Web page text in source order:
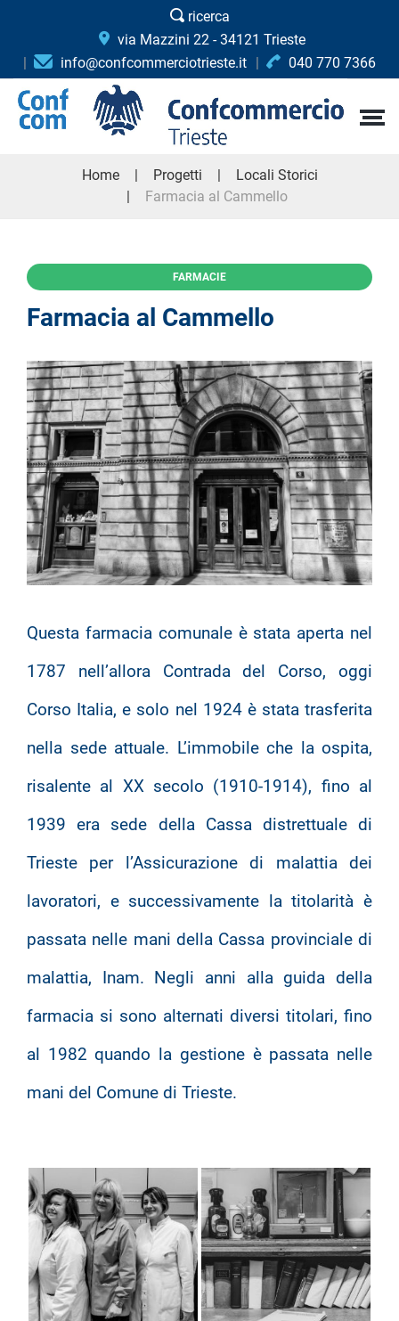
ricerca
via Mazzini 22 - 34121 Trieste
info@confcommerciotrieste.it
040 770 7366
Home Progetti
Locali Storici
Farmacia al Cammello
FARMACIE
Farmacia al Cammello
Questa farmacia comunale è stata aperta nel
1787 nell’allora Contrada del Corso, oggi
Corso Italia, e solo nel 1924 è stata trasferita
nella sede attuale. L’immobile che la ospita,
risalente al XX secolo (1910-1914), fino al
1939 era sede della Cassa distrettuale di
Trieste per l’Assicurazione di malattia dei
lavoratori, e successivamente la titolarità è
passata nelle mani della Cassa provinciale di
malattia, Inam. Negli anni alla guida della
farmacia si sono alternati diversi titolari, fino
al 1982 quando la gestione è passata nelle
mani del Comune di Trieste.